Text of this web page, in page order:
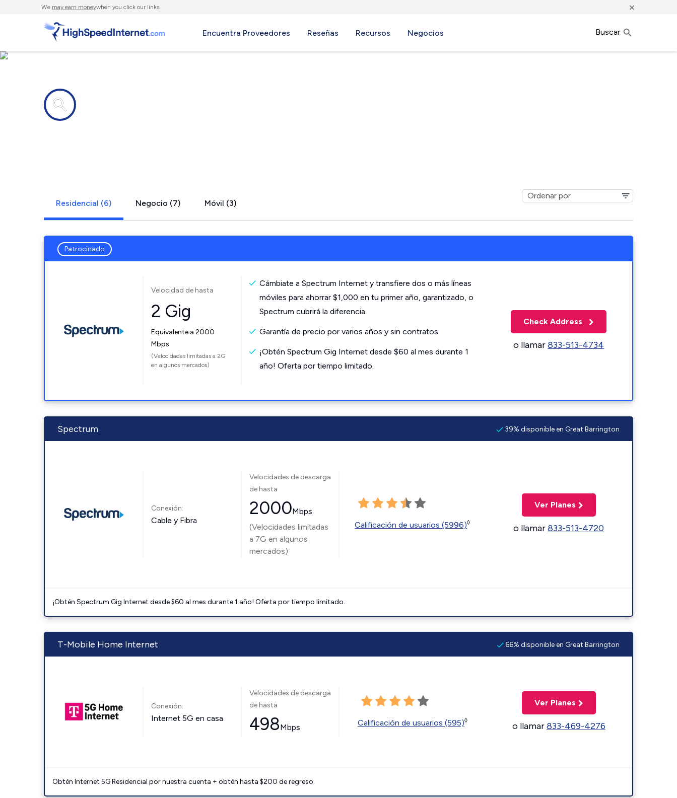
We may earn moneywhen you click our links. ×
Encuentra Proveedores Reseñas Recursos Negocios Buscar
Residencial (6) Negocio (7) Móvil (3)
Patrocinado
Velocidad de hasta
2 Gig
Equivalente a 2000
Mbps
(Velocidades limitadas a 2G
en algunos mercados)
Cámbiate a Spectrum Internet y transfiere dos o más líneas
móviles para ahorrar $1,000 en tu primer año, garantizado, o
Spectrum cubrirá la diferencia.
Garantía de precio por varios años y sin contratos.
¡Obtén Spectrum Gig Internet desde $60 al mes durante 1
año! Oferta por tiempo limitado.
Check Address
o llamar833-513-4734
Spectrum 39% disponible en Great Barrington
Conexión:
Cable y Fibra
Velocidades de descarga
de hasta
2000Mbps
(Velocidades limitadas
a 7G en algunos
mercados)
Calificación de usuarios (5996)◊
Ver Planes
o llamar833-513-4720
¡Obtén Spectrum Gig Internet desde $60 al mes durante 1 año! Oferta por tiempo limitado.
T-Mobile Home Internet 66% disponible en Great Barrington
Conexión:
Internet 5G en casa
Velocidades de descarga
de hasta
498Mbps Calificación de usuarios (595)◊
Ver Planes
o llamar833-469-4276
Obtén Internet 5G Residencial por nuestra cuenta + obtén hasta $200 de regreso.